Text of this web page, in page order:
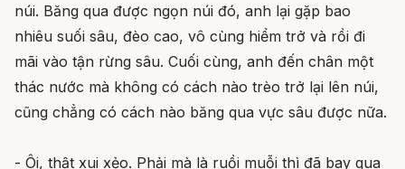
núi. Băng qua được ngọn núi đó, anh lại gặp bao
nhiêu suối sâu, đèo cao, vô cùng hiểm trở và rồi đi
mãi vào tận rừng sâu. Cuối cùng, anh đến chân một
thác nước mà không có cách nào trèo trở lại lên núi,
cũng chẳng có cách nào băng qua vực sâu được nữa.
- Ôi, thật xui xẻo. Phải mà là ruồi muỗi thì đã bay qua